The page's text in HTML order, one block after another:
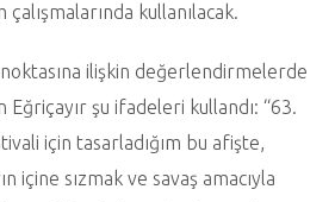
kullanılacak.
noktasına ilişkin değerlendirmelerde
Eğriçayır şu ifadeleri kullandı: “63.
için tasarladığım bu afişte,
içine sızmak ve savaş amacıyla